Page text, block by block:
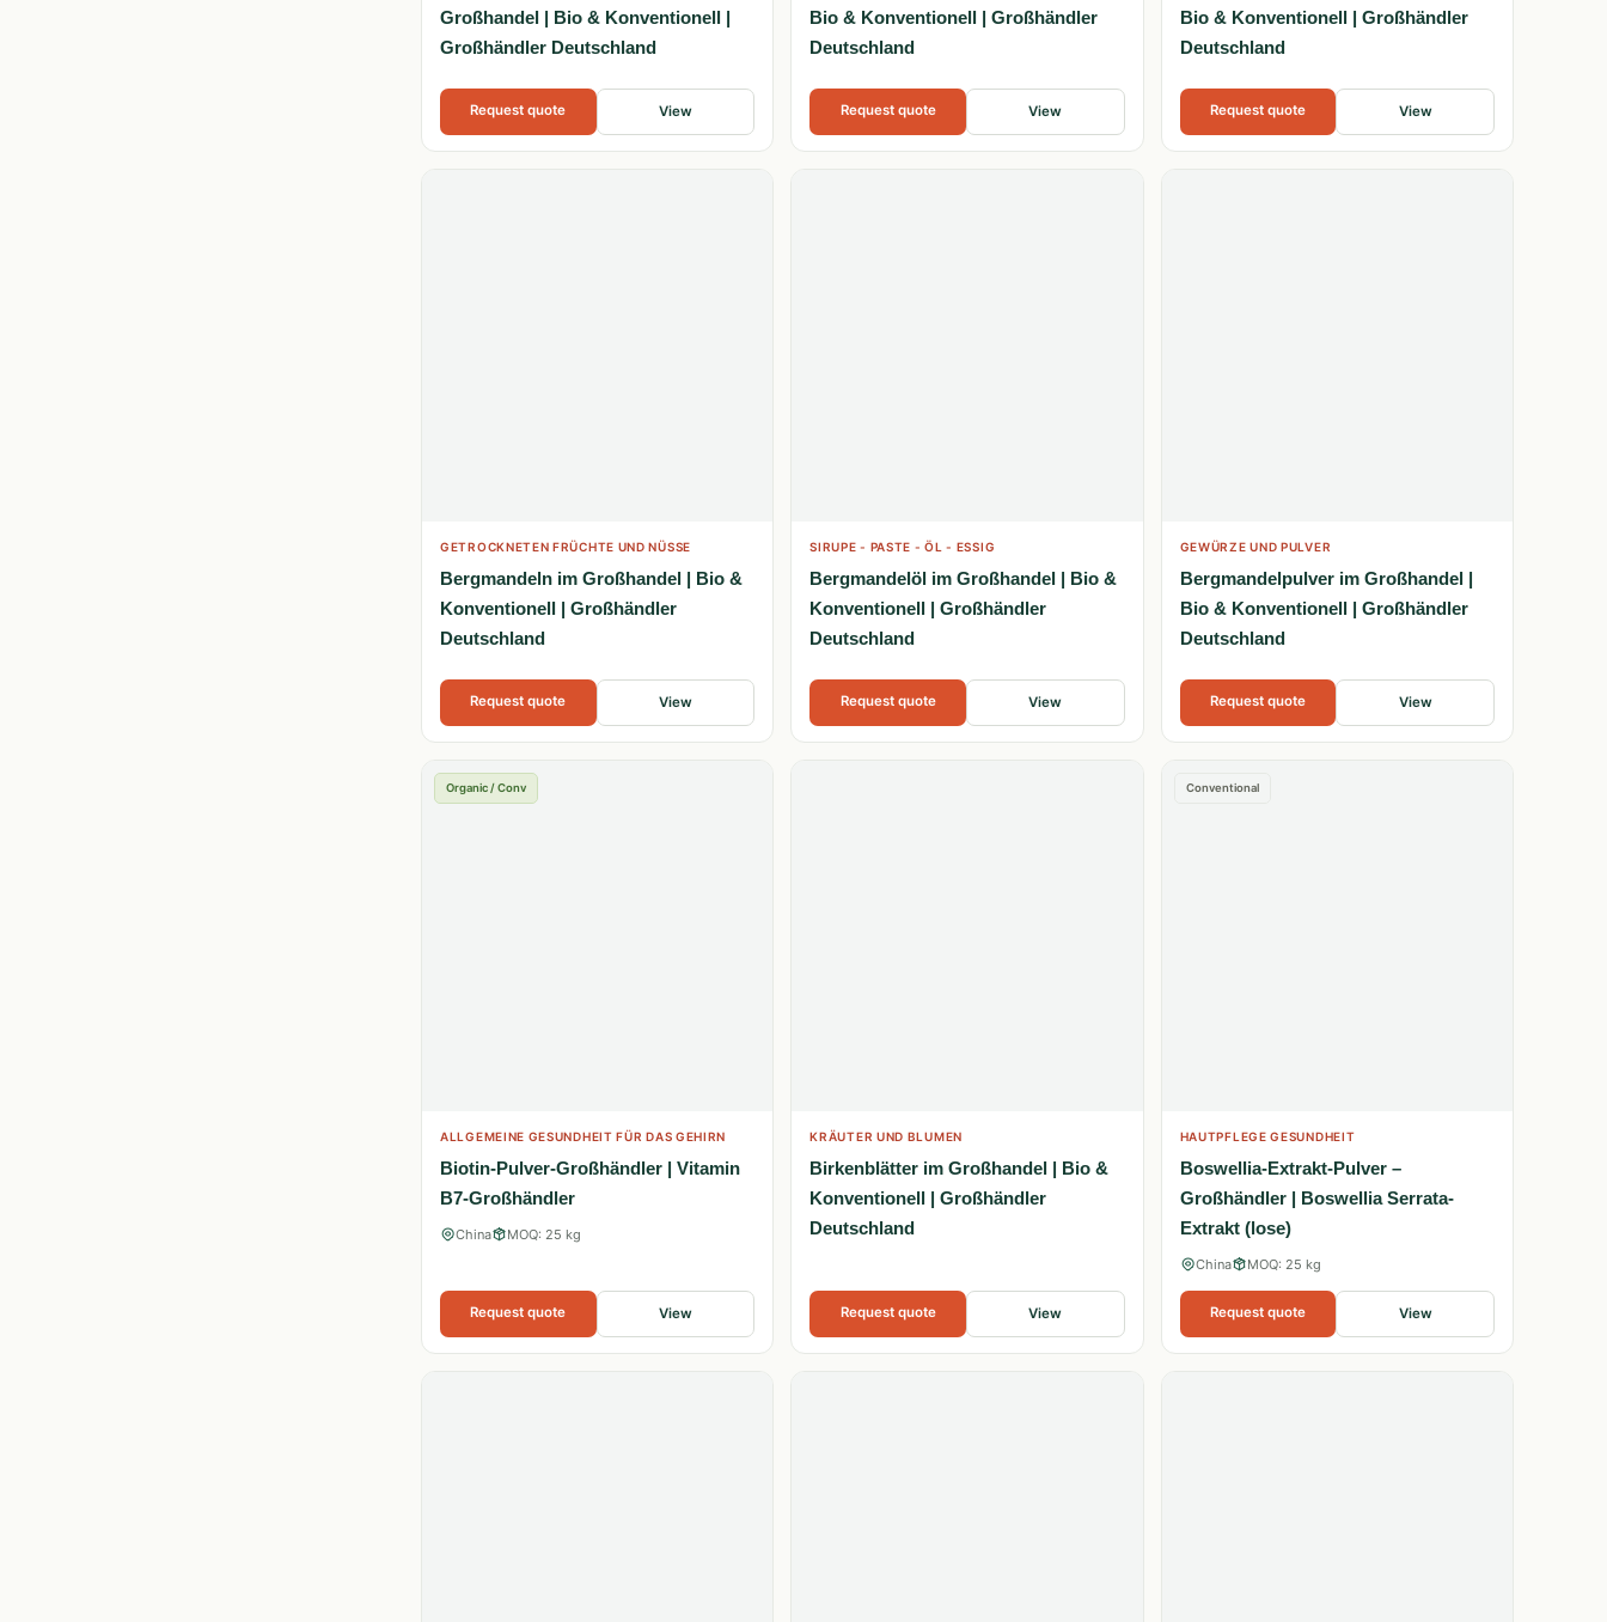
Großhandel | Bio & Konventionell |
Großhändler Deutschland
Request quote View
Bio & Konventionell | Großhändler
Deutschland
Request quote View
Bio & Konventionell | Großhändler
Deutschland
Request quote View
GETROCKNETEN FRÜCHTE UND NÜSSE
Bergmandeln im Großhandel | Bio &
Konventionell | Großhändler
Deutschland
Request quote View
SIRUPE - PASTE - ÖL - ESSIG
Bergmandelöl im Großhandel | Bio &
Konventionell | Großhändler
Deutschland
Request quote View
GEWÜRZE UND PULVER
Bergmandelpulver im Großhandel |
Bio & Konventionell | Großhändler
Deutschland
Request quote View
Organic / Conv
ALLGEMEINE GESUNDHEIT FÜR DAS GEHIRN
Biotin-Pulver-Großhändler | Vitamin
B7-Großhändler
China MOQ: 25 kg
Request quote View
KRÄUTER UND BLUMEN
Birkenblätter im Großhandel | Bio &
Konventionell | Großhändler
Deutschland
Request quote View
Conventional
HAUTPFLEGE GESUNDHEIT
Boswellia-Extrakt-Pulver –
Großhändler | Boswellia Serrata-
Extrakt (lose)
China MOQ: 25 kg
Request quote View